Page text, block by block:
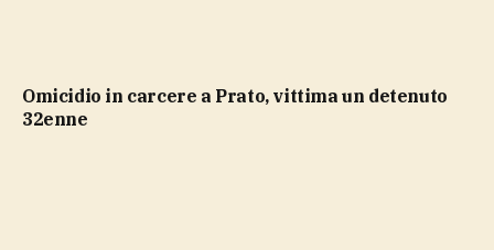
Omicidio in carcere a Prato, vittima un detenuto
32enne